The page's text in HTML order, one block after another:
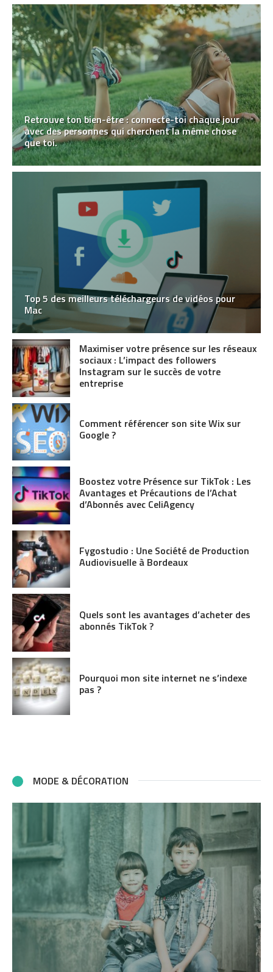
Retrouve ton bien-être : connecte-toi chaque jour
avec des personnes qui cherchent la même chose
que toi.
Top 5 des meilleurs téléchargeurs de vidéos pour
Mac
Maximiser votre présence sur les réseaux
sociaux : L’impact des followers
Instagram sur le succès de votre
entreprise
Comment référencer son site Wix sur
Google ?
Boostez votre Présence sur TikTok : Les
Avantages et Précautions de l’Achat
d’Abonnés avec CeliAgency
Fygostudio : Une Société de Production
Audiovisuelle à Bordeaux
Quels sont les avantages d’acheter des
abonnés TikTok ?
Pourquoi mon site internet ne s’indexe
pas ?
MODE & DÉCORATION